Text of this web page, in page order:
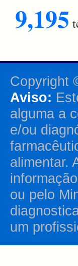
9,195
Copyright
Aviso:
alguma a
e/ou
alimentar.
ou pelo
um